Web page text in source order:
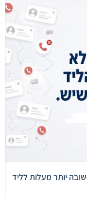
יותר מעלות לליד